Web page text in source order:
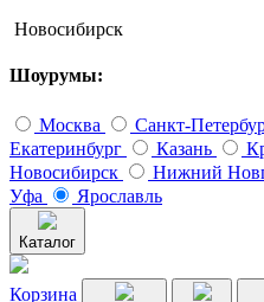
Новосибирск
Шоурумы:
Москва Санкт-
Екатеринбург
Казань
Новосибирск
Нижний
Уфа
Ярославль
Каталог
Корзина